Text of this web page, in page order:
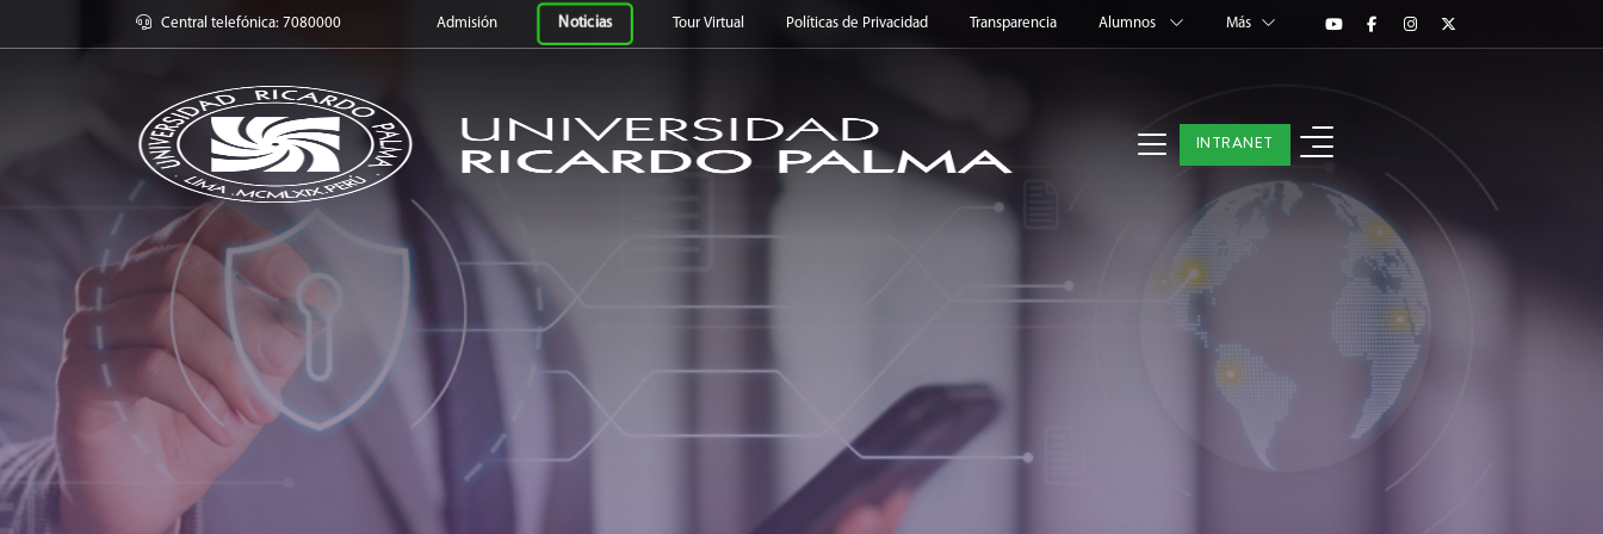
Central telefónica: 7080000 Admisión Noticias Tour Virtual Políticas de Privacidad Transparencia Alumnos Más
INTRANET
Universidad Ricardo Palma